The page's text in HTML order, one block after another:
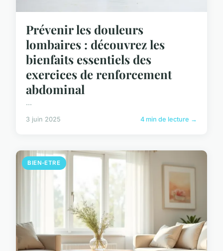
Prévenir les douleurs
lombaires : découvrez les
bienfaits essentiels des
exercices de renforcement
abdominal
...
3 juin 2025 4 min de lecture →
BIEN-ETRE